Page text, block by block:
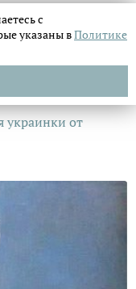
украинки от
с
указаны вПолитике